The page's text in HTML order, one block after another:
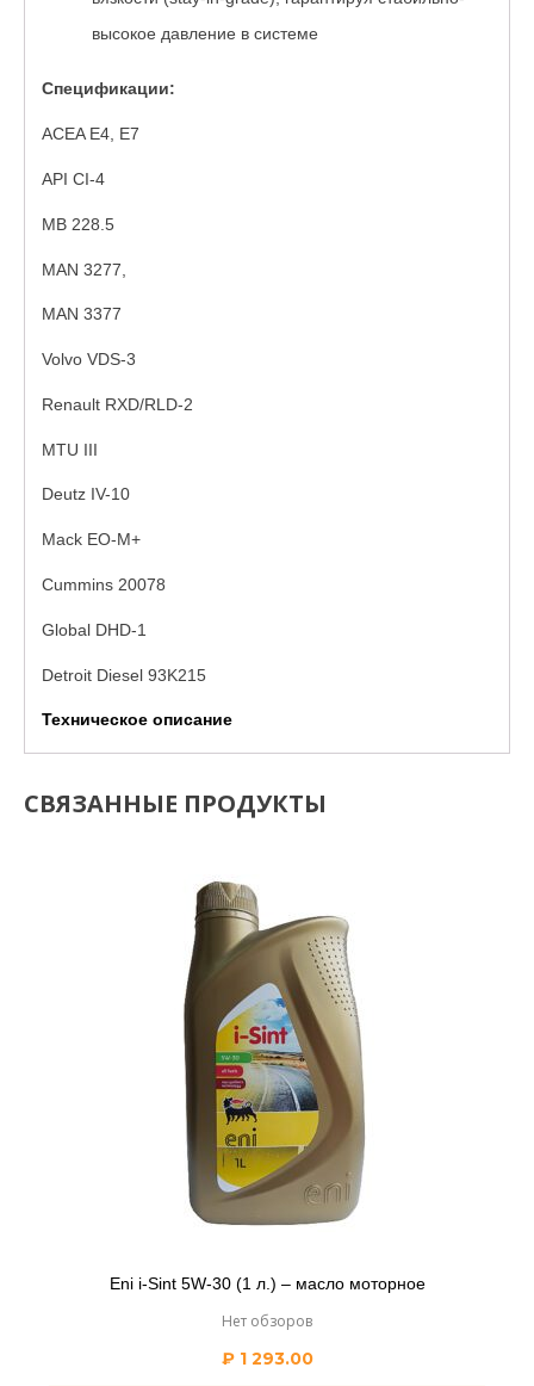
высокое давление в системе
Спецификации:
ACEA E4, E7
API CI-4
MB 228.5
MAN 3277,
MAN 3377
Volvo VDS-3
Renault RXD/RLD-2
MTU III
Deutz IV-10
Mack EO-M+
Cummins 20078
Global DHD-1
Detroit Diesel 93K215
Техническое описание
СВЯЗАННЫЕ ПРОДУКТЫ
Eni i-Sint 5W-30 (1 л.) – масло моторное
Нет обзоров
₽1 293.00